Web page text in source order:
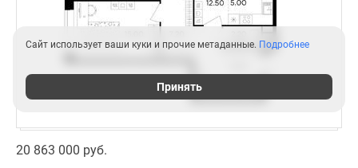
20 863 000 руб.
Сайт использует ваши куки и прочие метаданные. Подробнее
Принять